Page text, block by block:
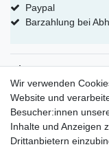
Paypal
Barzahlung bei
Shop
Kategorien für
Kategorien für
Kategorien für
Kategorien für
Wir verwenden
Website und
Besucher:innen
Inhalte und Anzeigen
Drittanbietern